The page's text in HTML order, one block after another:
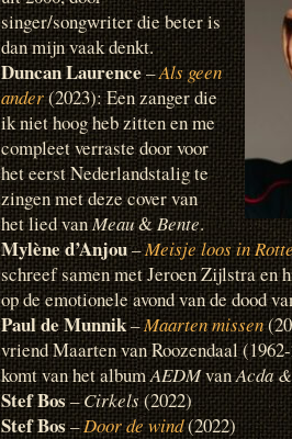
singer/songwriter die beter is
dan mijn vaak denkt.
Duncan Laurence–Als geen
ander(2023): Een zanger die
ik niet hoog heb zitten en me
compleet verraste door voor
het eerst Nederlandstalig te
zingen met deze cover van
het lied vanMeau&Bente.
Mylène d’Anjou–Meisje loos in
schreef samen met Jeroen Zijlstra en
op de emotionele avond van de dood
Paul de Munnik–Maarten missen
vriend Maarten van Roozendaal
komt van het albumAEDMvanAcda
Stef Bos–Cirkels(2022)
Stef Bos–Door de wind(2022)